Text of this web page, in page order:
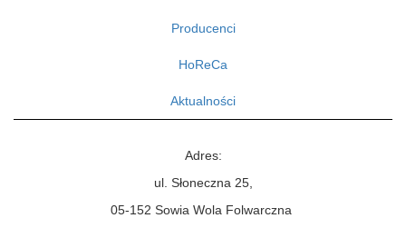
Producenci
HoReCa
Aktualności
Adres:
ul. Słoneczna 25,
05-152 Sowia Wola Folwarczna